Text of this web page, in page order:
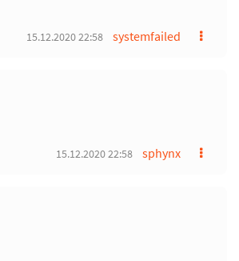
systemfailed
15.12.2020 22:58
sphynx
15.12.2020 22:58